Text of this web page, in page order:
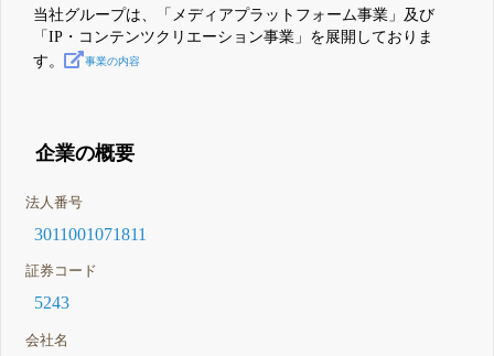
詳しく見られる
無料でβ版をはじめる
登録すると永久30%OFFと米株版の先行利用も付きます
当社グループは、「メディアプラットフォーム事業」及び
「IP・コンテンツクリエーション事業」を展開しておりま
す。
事業の内容
企業の概要
法人番号
3011001071811
証券コード
5243
会社名